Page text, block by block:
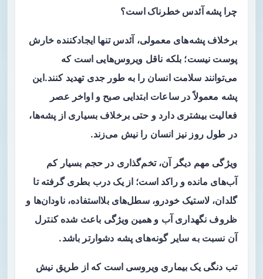
چرا پشه آئدس خطرناک است؟
برخلاف پشه‌های معمولی، آئدس تنها ایجادکننده خارش
پوست نیست؛ بلکه ناقل ویروس‌هایی است که
می‌توانند سلامت انسان را به طور جدی تهدید کنند.این
پشه معمولاً در ساعات ابتدایی صبح و اواخر عصر
فعالیت بیشتری دارد و حتی برخلاف بسیاری از پشه‌ها،
در طول روز نیز انسان را نیش می‌زند.
ویژگی مهم دیگر آن، تخم‌گذاری در حجم بسیار کم
آب‌های مانده و راکد است؛ از یک درب بطری گرفته تا
گلدان، لاستیک خودرو، سطل‌های بلااستفاده، ناودان‌ها و
ظروف نگهداری آب و همین ویژگی باعث شده کنترل
آن نسبت به سایر گونه‌های پشه دشوارتر باشد.
تب دنگی یک بیماری ویروسی است که از طریق نیش